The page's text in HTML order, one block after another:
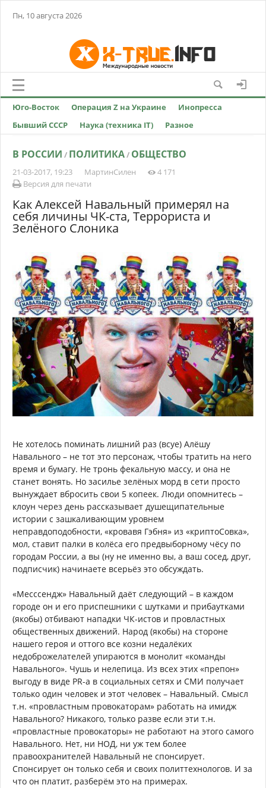
Пн, 10 августа 2026
Юго-Восток Операция Z на Украине
Инопресса
Бывший СССР
Наука (техника IT) Разное
В РОССИИ / ПОЛИТИКА/ ОБЩЕСТВО
21-03-2017, 19:23 МартинСилен
4 171
Версия для печати
Как Алексей Навальный примерял на
себя личины ЧК-ста, Террориста и
Зелёного Слоника
Не хотелось поминать лишний раз (всуе) Алёшу
Навального – не тот это персонаж, чтобы тратить на него
время и бумагу. Не тронь фекальную массу, и она не
станет вонять. Но засилье зелёных морд в сети просто
вынуждает вбросить свои 5 копеек. Люди опомнитесь –
клоун через день рассказывает душещипательные
истории с зашкаливающим уровнем
неправдоподобности, «кровавя Гэбня» из «криптоСовка»,
мол, ставит палки в колёса его предвыборному чёсу по
городам России, а вы (ну не именно вы, а ваш сосед, друг,
подписчик) начинаете всерьёз это обсуждать.
«Месссендж» Навальный даёт следующий – в каждом
городе он и его приспешники с шутками и прибаутками
(якобы) отбивают нападки ЧК-истов и провластных
общественных движений. Народ (якобы) на стороне
нашего героя и оттого все козни недалёких
недоброжелателей упираются в монолит «команды
Навального». Чушь и нелепица. Из всех этих «препон»
выгоду в виде PR-а в социальных сетях и СМИ получает
только один человек и этот человек – Навальный. Смысл
т.н. «провластным провокаторам» работать на имидж
Навального? Никакого, только разве если эти т.н.
«провластные провокаторы» не работают на этого самого
Навального. Нет, ни НОД, ни уж тем более
правоохранителей Навальный не спонсирует.
Спонсирует он только себя и своих политтехнологов. И за
что он платит, разберём это на примерах.